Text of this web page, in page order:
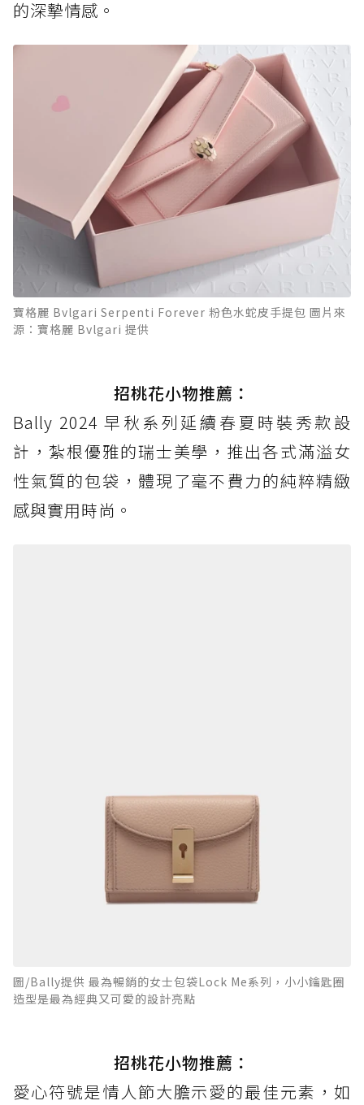
的深摯情感。
寶格麗 Bvlgari Serpenti Forever 粉色水蛇皮手提包 圖片來
源：寶格麗 Bvlgari 提供
招桃花小物推薦：
Bally 2024 早秋系列延續春夏時裝秀款設
計，紮根優雅的瑞士美學，推出各式滿溢女
性氣質的包袋，體現了毫不費力的純粹精緻
感與實用時尚。
圖/Bally提供 最為暢銷的女士包袋Lock Me系列，小小鑰匙圈
造型是最為經典又可愛的設計亮點
招桃花小物推薦：
愛心符號是情人節大膽示愛的最佳元素，如